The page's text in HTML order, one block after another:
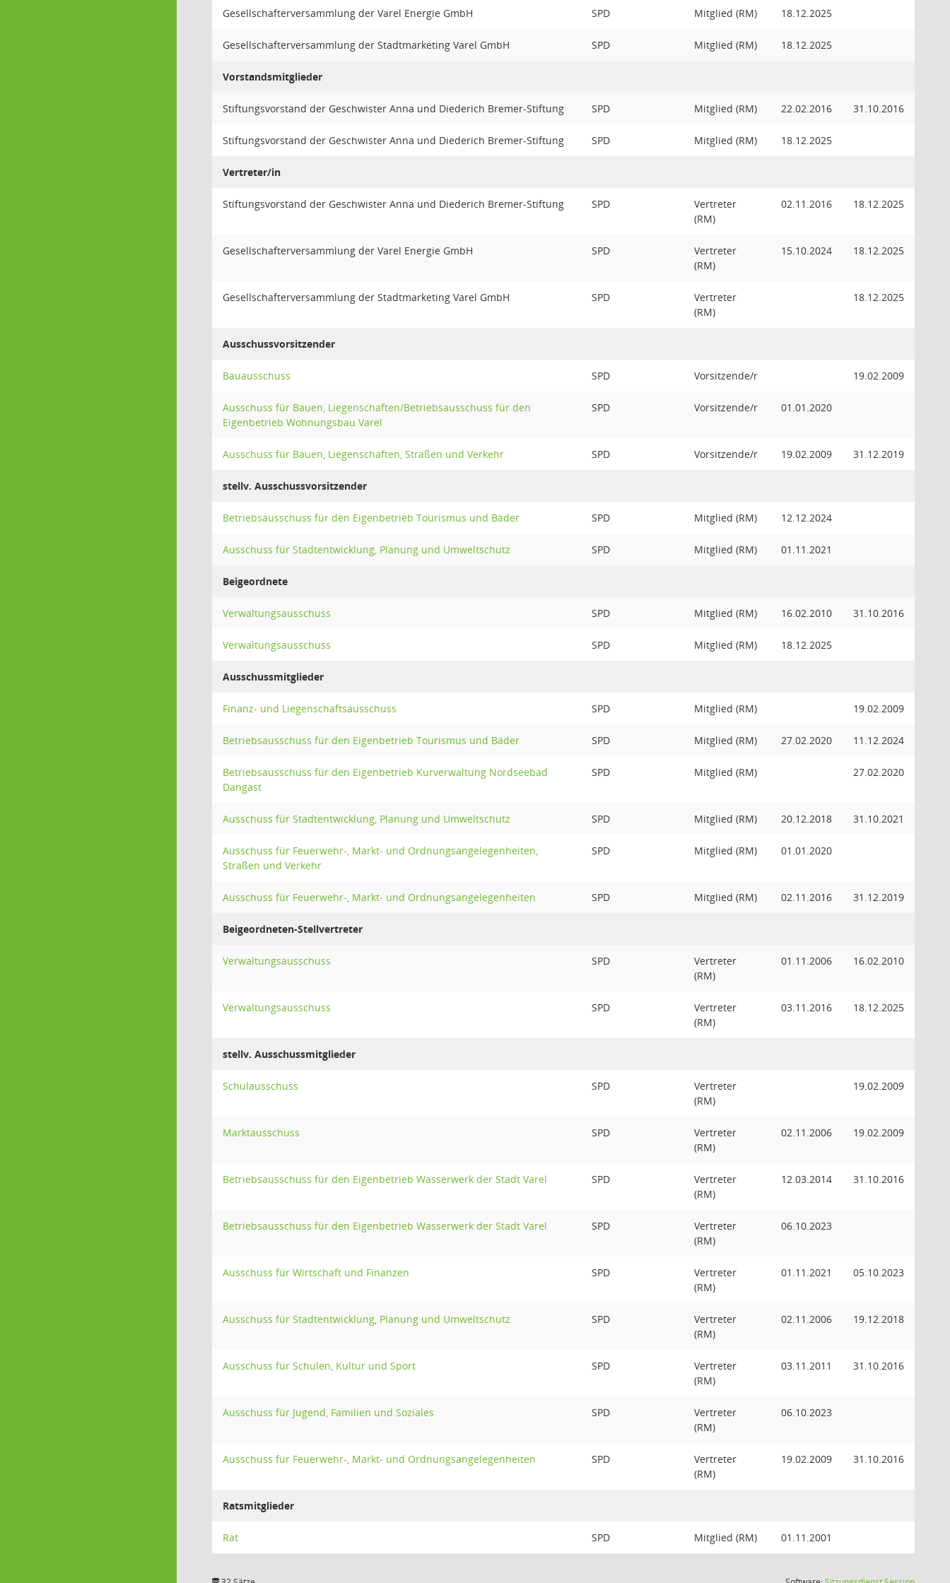
Gesellschafterversammlung der Varel Energie GmbH SPD Mitglied (RM) 18.12.2025
Gesellschafterversammlung der Stadtmarketing Varel GmbH SPD Mitglied (RM) 18.12.2025
Vorstandsmitglieder
Stiftungsvorstand der Geschwister Anna und Diederich Bremer-Stiftung SPD Mitglied (RM) 22.02.2016 31.10.2016
Stiftungsvorstand der Geschwister Anna und Diederich Bremer-Stiftung SPD Mitglied (RM) 18.12.2025
Vertreter/in
Stiftungsvorstand der Geschwister Anna und Diederich Bremer-Stiftung SPD
Vertreter
(RM)
02.11.2016 18.12.2025
Gesellschafterversammlung der Varel Energie GmbH SPD
Vertreter
(RM)
15.10.2024 18.12.2025
Gesellschafterversammlung der Stadtmarketing Varel GmbH SPD
Vertreter
(RM)
18.12.2025
Ausschussvorsitzender
Bauausschuss SPD Vorsitzende/r 19.02.2009
Ausschuss für Bauen, Liegenschaften/Betriebsausschuss für den
Eigenbetrieb Wohnungsbau Varel
SPD Vorsitzende/r 01.01.2020
Ausschuss für Bauen, Liegenschaften, Straßen und Verkehr SPD Vorsitzende/r 19.02.2009 31.12.2019
stellv. Ausschussvorsitzender
Betriebsausschuss für den Eigenbetrieb Tourismus und Bäder SPD Mitglied (RM) 12.12.2024
Ausschuss für Stadtentwicklung, Planung und Umweltschutz SPD Mitglied (RM) 01.11.2021
Beigeordnete
Verwaltungsausschuss SPD Mitglied (RM) 16.02.2010 31.10.2016
Verwaltungsausschuss SPD Mitglied (RM) 18.12.2025
Ausschussmitglieder
Finanz- und Liegenschaftsausschuss SPD Mitglied (RM) 19.02.2009
Betriebsausschuss für den Eigenbetrieb Tourismus und Bäder SPD Mitglied (RM) 27.02.2020 11.12.2024
Betriebsausschuss für den Eigenbetrieb Kurverwaltung Nordseebad
Dangast
SPD Mitglied (RM) 27.02.2020
Ausschuss für Stadtentwicklung, Planung und Umweltschutz SPD Mitglied (RM) 20.12.2018 31.10.2021
Ausschuss für Feuerwehr-, Markt- und Ordnungsangelegenheiten,
Straßen und Verkehr
SPD Mitglied (RM) 01.01.2020
Ausschuss für Feuerwehr-, Markt- und Ordnungsangelegenheiten SPD Mitglied (RM) 02.11.2016 31.12.2019
Beigeordneten-Stellvertreter
Verwaltungsausschuss SPD
Vertreter
(RM)
01.11.2006 16.02.2010
Verwaltungsausschuss SPD
Vertreter
(RM)
03.11.2016 18.12.2025
stellv. Ausschussmitglieder
Schulausschuss SPD
Vertreter
(RM)
19.02.2009
Marktausschuss SPD
Vertreter
(RM)
02.11.2006 19.02.2009
Betriebsausschuss für den Eigenbetrieb Wasserwerk der Stadt Varel SPD
Vertreter
(RM)
12.03.2014 31.10.2016
Betriebsausschuss für den Eigenbetrieb Wasserwerk der Stadt Varel SPD
Vertreter
(RM)
06.10.2023
Ausschuss für Wirtschaft und Finanzen SPD
Vertreter
(RM)
01.11.2021 05.10.2023
Ausschuss für Stadtentwicklung, Planung und Umweltschutz SPD
Vertreter
(RM)
02.11.2006 19.12.2018
Ausschuss für Schulen, Kultur und Sport SPD
Vertreter
(RM)
03.11.2011 31.10.2016
Ausschuss für Jugend, Familien und Soziales SPD
Vertreter
(RM)
06.10.2023
Ausschuss für Feuerwehr-, Markt- und Ordnungsangelegenheiten SPD
Vertreter
(RM)
19.02.2009 31.10.2016
Ratsmitglieder
Rat SPD Mitglied (RM) 01.11.2001